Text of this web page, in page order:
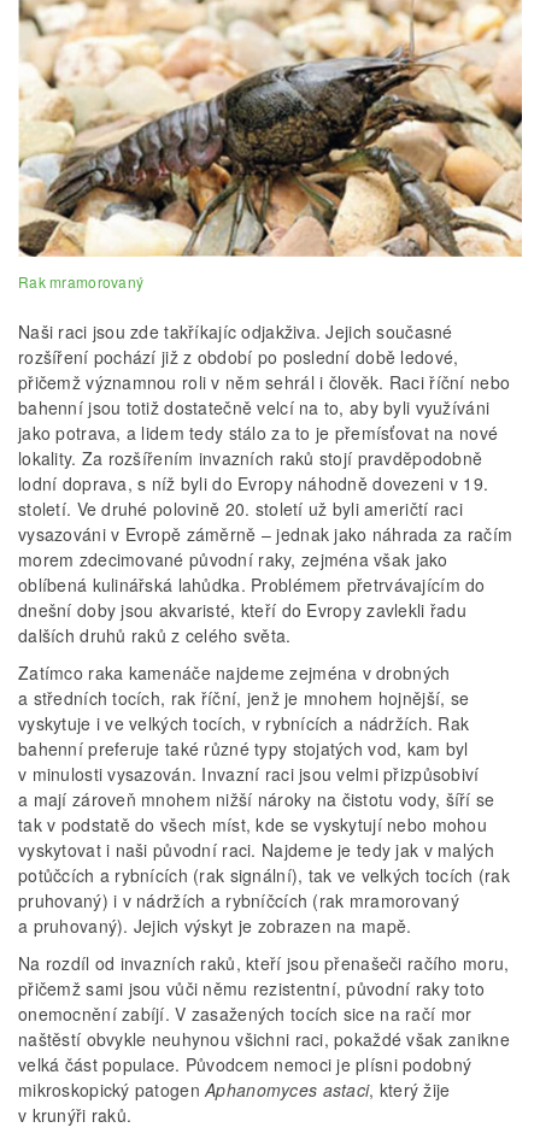
Rak mramorovaný
Naši raci jsou zde takříkajíc odjakživa. Jejich současné
rozšíření pochází již z období po poslední době ledové,
přičemž významnou roli v něm sehrál i člověk. Raci říční nebo
bahenní jsou totiž dostatečně velcí na to, aby byli využíváni
jako potrava, a lidem tedy stálo za to je přemísťovat na nové
lokality. Za rozšířením invazních raků stojí pravděpodobně
lodní doprava, s níž byli do Evropy náhodně dovezeni v 19.
století. Ve druhé polovině 20. století už byli američtí raci
vysazováni v Evropě záměrně – jednak jako náhrada za račím
morem zdecimované původní raky, zejména však jako
oblíbená kulinářská lahůdka. Problémem přetrvávajícím do
dnešní doby jsou akvaristé, kteří do Evropy zavlekli řadu
dalších druhů raků z celého světa.
Zatímco raka kamenáče najdeme zejména v drobných
a středních tocích, rak říční, jenž je mnohem hojnější, se
vyskytuje i ve velkých tocích, v rybnících a nádržích. Rak
bahenní preferuje také různé typy stojatých vod, kam byl
v minulosti vysazován. Invazní raci jsou velmi přizpůsobiví
a mají zároveň mnohem nižší nároky na čistotu vody, šíří se
tak v podstatě do všech míst, kde se vyskytují nebo mohou
vyskytovat i naši původní raci. Najdeme je tedy jak v malých
potůčcích a rybnících (rak signální), tak ve velkých tocích (rak
pruhovaný) i v nádržích a rybníčcích (rak mramorovaný
a pruhovaný). Jejich výskyt je zobrazen na mapě.
Na rozdíl od invazních raků, kteří jsou přenašeči račího moru,
přičemž sami jsou vůči němu rezistentní, původní raky toto
onemocnění zabíjí. V zasažených tocích sice na račí mor
naštěstí obvykle neuhynou všichni raci, pokaždé však zanikne
velká část populace. Původcem nemoci je plísni podobný
mikroskopický patogenAphanomyces astaci, který žije
v krunýři raků.